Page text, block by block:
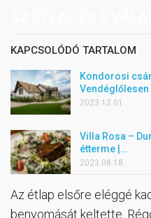
KAPCSOLÓDÓ TARTALOM
Kondorosi
Vendéglőlesen
2023.12.01.
Villa Rosa –
étterme |…
2023.08.18.
Az étlap elsőre eléggé
benyomását keltette.